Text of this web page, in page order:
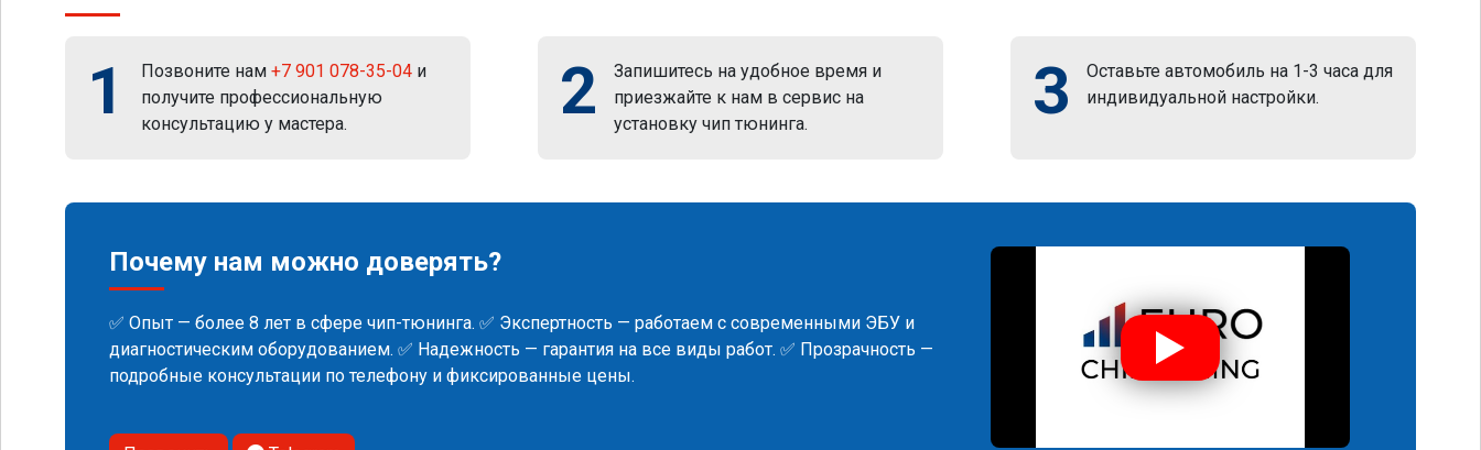
1 Позвоните нам +7 901 078-35-04 и
получите профессиональную
консультацию у мастера.
2
Запишитесь на удобное время и
приезжайте к нам в сервис на
установку чип тюнинга.
3
Оставьте автомобиль на 1-3 часа для
индивидуальной настройки.
Почему нам можно доверять?
✅ Опыт — более 8 лет в сфере чип-тюнинга. ✅ Экспертность — работаем с современными ЭБУ и
диагностическим оборудованием. ✅ Надежность — гарантия на все виды работ. ✅ Прозрачность —
подробные консультации по телефону и фиксированные цены.